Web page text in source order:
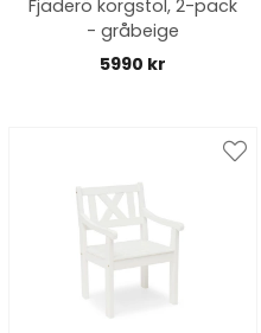
Fjäderö korgstol, 2-pack
- gråbeige
5990 kr